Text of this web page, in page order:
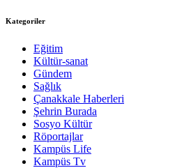
Kategoriler
Eğitim
Kültür-sanat
Gündem
Sağlık
Çanakkale Haberleri
Şehrin Burada
Sosyo Kültür
Röportajlar
Kampüs Life
Kampüs Tv